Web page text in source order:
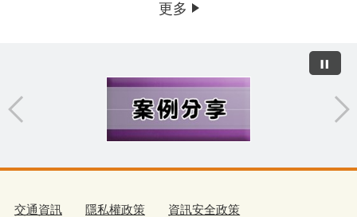
更多
交通資訊 隱私權政策 資訊安全政策